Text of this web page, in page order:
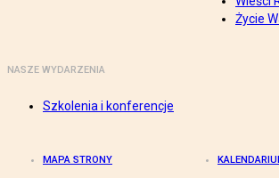
Życie
NASZE WYDARZENIA
Szkolenia i konferencje
MAPA STRONY